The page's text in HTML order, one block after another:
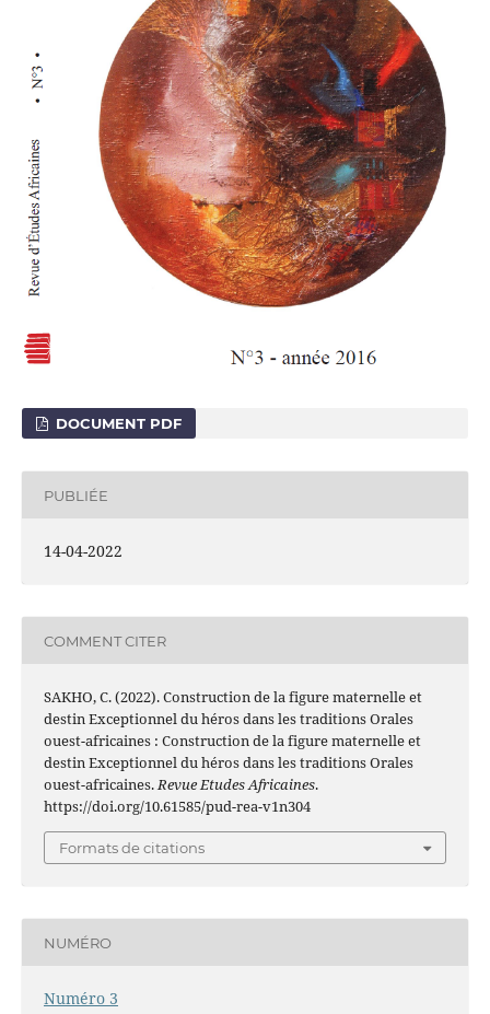
DOCUMENT PDF
PUBLIÉE
14-04-2022
COMMENT CITER
SAKHO, C. (2022). Construction de la figure maternelle et
destin Exceptionnel du héros dans les traditions Orales
ouest-africaines : Construction de la figure maternelle et
destin Exceptionnel du héros dans les traditions Orales
ouest-africaines.Revue Etudes Africaines.
https://doi.org/10.61585/pud-rea-v1n304
Formats de citations
NUMÉRO
Numéro 3